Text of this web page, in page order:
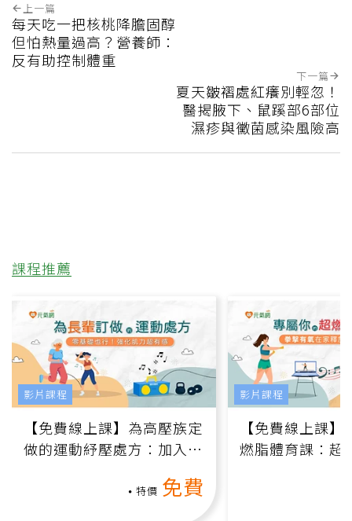
上一篇
每天吃一把核桃降膽固醇
但怕熱量過高？營養師：
反有助控制體重
下一篇
夏天皺褶處紅癢別輕忽！
醫揭腋下、鼠蹊部6部位
濕疹與黴菌感染風險高
課程推薦
【免費線上課】為高壓族定
做的運動紓壓處方：加入行
特價 免費
影片課程
【免費線上課
燃脂體育課：超
影片課程